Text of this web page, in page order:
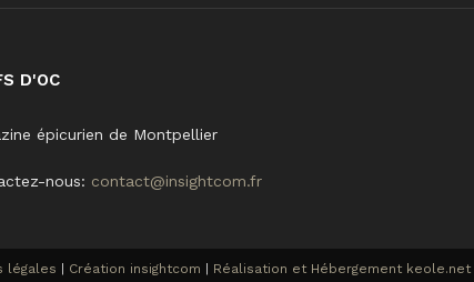
D'OC
épicurien de Montpellier
nous: contact@insightcom.fr
légales Création insightcom Réalisation et Hébergement keole.net